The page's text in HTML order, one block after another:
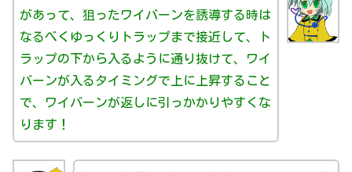
があって、狙ったワイバーンを誘導する時は
なるべくゆっくりトラップまで接近して、ト
ラップの下から入るように通り抜けて、ワイ
バーンが入るタイミングで上に上昇すること
で、ワイバーンが返しに引っかかりやすくな
ります！